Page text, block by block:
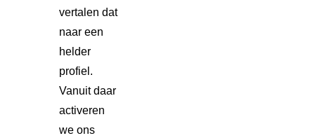
vertalen dat
naar een
helder
profiel.
Vanuit daar
activeren
we ons